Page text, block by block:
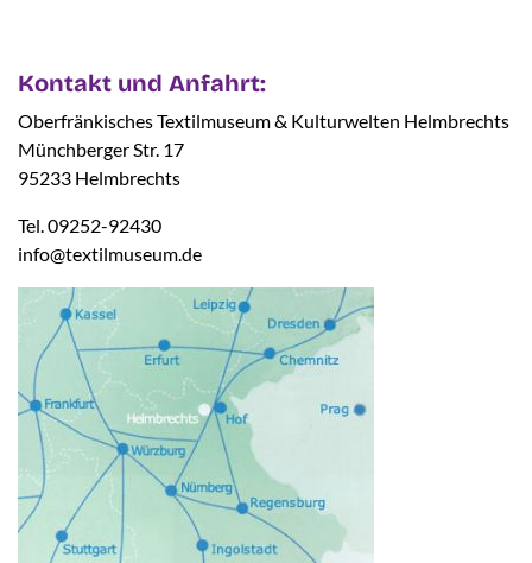
Kontakt und Anfahrt:
Oberfränkisches Textilmuseum & Kulturwelten Helmbrechts
Münchberger Str. 17
95233 Helmbrechts
Tel. 09252-92430
info@textilmuseum.de